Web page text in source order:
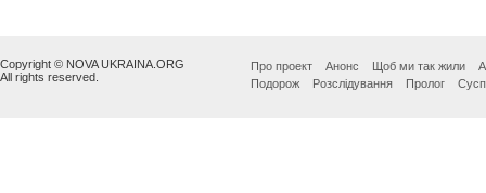
Copyright © NOVA UKRAINA.ORG
All rights reserved.
Про проект Анонс Щоб ми так жили
Подорож
Розслідування Пролог